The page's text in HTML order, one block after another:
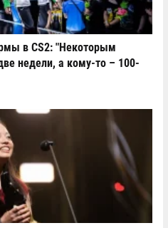
в CS2: "Некоторым
недели, а кому-то – 100-